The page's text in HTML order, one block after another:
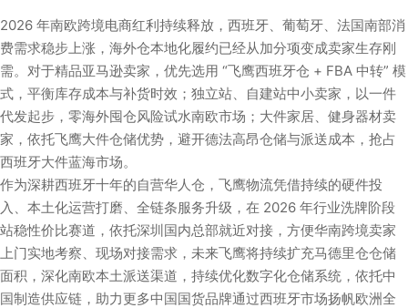
2026 年南欧跨境电商红利持续释放，西班牙、葡萄牙、法国南部消
费需求稳步上涨，海外仓本地化履约已经从加分项变成卖家生存刚
需。对于精品亚马逊卖家，优先选用 “飞鹰西班牙仓 + FBA 中转” 模
式，平衡库存成本与补货时效；独立站、自建站中小卖家，以一件
代发起步，零海外囤仓风险试水南欧市场；大件家居、健身器材卖
家，依托飞鹰大件仓储优势，避开德法高昂仓储与派送成本，抢占
西班牙大件蓝海市场。
作为深耕西班牙十年的自营华人仓，飞鹰物流凭借持续的硬件投
入、本土化运营打磨、全链条服务升级，在 2026 年行业洗牌阶段
站稳性价比赛道，依托深圳国内总部就近对接，方便华南跨境卖家
上门实地考察、现场对接需求，未来飞鹰将持续扩充马德里仓仓储
面积，深化南欧本土派送渠道，持续优化数字化仓储系统，依托中
国制造供应链，助力更多中国国货品牌通过西班牙市场扬帆欧洲全